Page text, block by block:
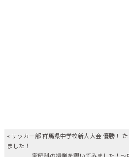
« サッカー部 群馬県中学校新人大会 優勝！
ました！
家庭科の授業を覗いてみました！